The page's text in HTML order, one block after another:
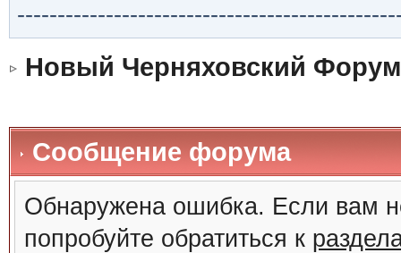
Новый Черняховский Форум
Сообщение форума
Обнаружена ошибка. Если вам
попробуйте обратиться к